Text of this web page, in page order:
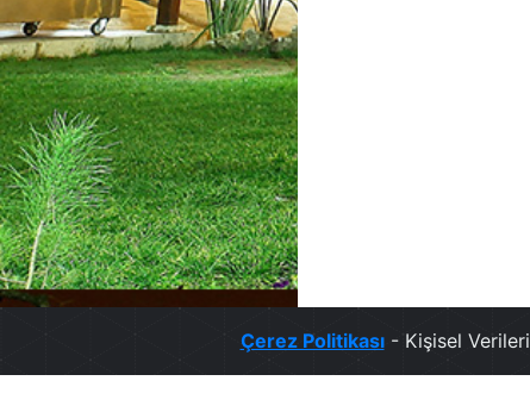
Çerez Politikası- Kişisel Verileri